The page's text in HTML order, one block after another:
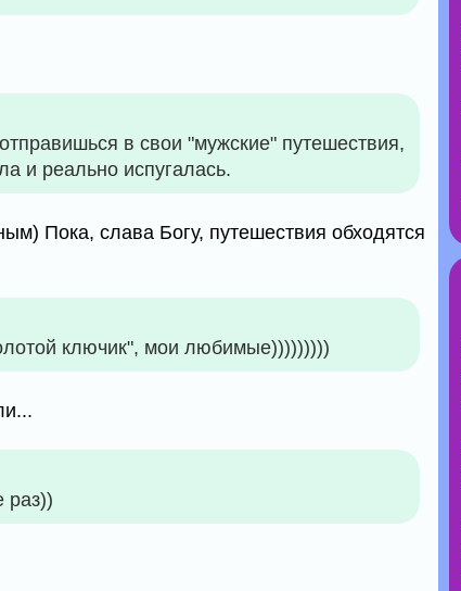
в свои "мужские" путешествия,
и реально испугалась.
Пока, слава Богу, путешествия обходятся
ключик", мои любимые)))))))))
раз))